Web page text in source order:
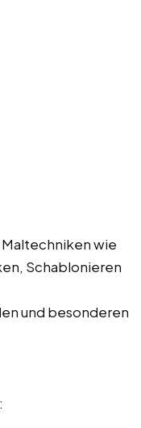
wie
Schablonieren
und besonderen
: